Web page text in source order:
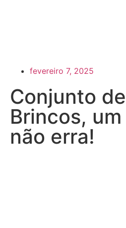
fevereiro 7, 2025
Conjunto
Brincos,
não erra!